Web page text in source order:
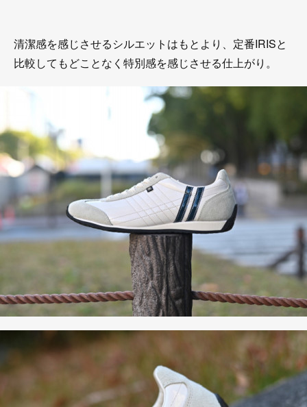
清潔感を感じさせるシルエットはもとより、定番IRISと
比較してもどことなく特別感を感じさせる仕上がり。